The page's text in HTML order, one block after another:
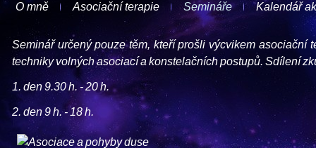
O mně Asociační terapie Semináře Kalendář
Seminář určený pouze těm, kteří prošli výcvikem
techniky volných asociací a konstelačních postupů. Sdílení
1. den 9.30 h. - 20 h.
2. den 9 h. - 18 h.